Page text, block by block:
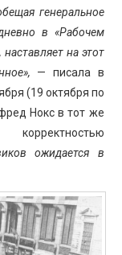
гене­ральное
в «Рабочем
на этот
— писала в
(19 октября по
Нокс в тот же
ожидается в